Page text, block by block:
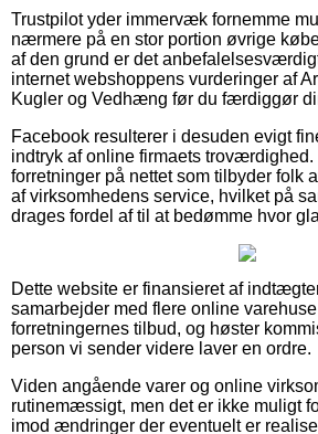
Trustpilot yder immervæk fornemme
nærmere på en stor portion øvrige
af den grund er det
internet webshoppens vurderinger af
Kugler og Vedhæng før du færdiggør
Facebook resulterer i desuden evigt
indtryk af online firmaets troværdighed.
forretninger på nettet som tilbyder folk
af virksomhedens service, hvilket på
drages fordel af til at bedømme hvor
Dette website er finansieret af
samarbejder med flere online
forretningernes tilbud, og høster
person vi sender videre laver en ordre.
Viden angående varer og online
rutinemæssigt, men det er ikke muligt
imod ændringer der eventuelt er